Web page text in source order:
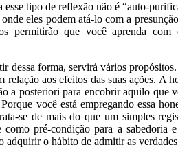
esse tipo de reflexão não é “auto-
eles podem atá-lo com a
permitirão que você aprenda
dessa forma, servirá vários
relação aos efeitos das suas ações. A
a posteriori para encobrir aquilo que
você está empregando essa
se de mais do que um simples
como pré-condição para a
adquirir o hábito de admitir as